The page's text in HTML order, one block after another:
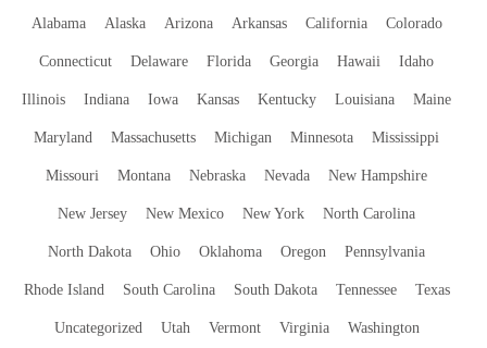
Alabama Alaska Arizona Arkansas California Colorado
Connecticut Delaware Florida Georgia Hawaii Idaho
Illinois Indiana Iowa Kansas Kentucky Louisiana Maine
Maryland Massachusetts Michigan Minnesota Mississippi
Missouri Montana Nebraska Nevada New Hampshire
New Jersey New Mexico New York North Carolina
North Dakota Ohio Oklahoma Oregon Pennsylvania
Rhode Island South Carolina South Dakota Tennessee Texas
Uncategorized Utah Vermont Virginia Washington